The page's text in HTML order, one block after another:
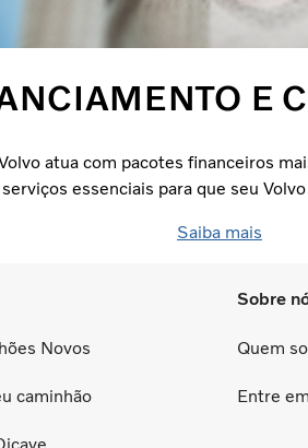
E
atua com pacotes financeiros
essenciais para que seu
Saiba mais
Novos
caminhão
Sobre
Quem
Entre